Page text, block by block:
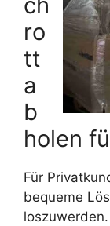
ro
tt
a
b
holen
Für
bequeme